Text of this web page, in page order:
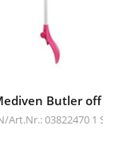
Butler off
Art.Nr.: 03822470 1 St